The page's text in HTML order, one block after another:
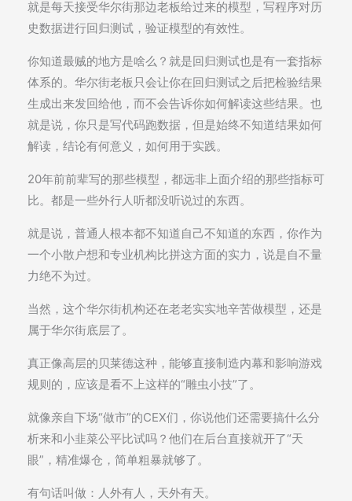
就是每天接受华尔街那边老板给过来的模型，写程序对历
史数据进行回归测试，验证模型的有效性。
你知道最贼的地方是啥么？就是回归测试也是有一套指标
体系的。华尔街老板只会让你在回归测试之后把检验结果
生成出来发回给他，而不会告诉你如何解读这些结果。也
就是说，你只是写代码跑数据，但是始终不知道结果如何
解读，结论有何意义，如何用于实践。
20年前前辈写的那些模型，都远非上面介绍的那些指标可
比。都是一些外行人听都没听说过的东西。
就是说，普通人根本都不知道自己不知道的东西，你作为
一个小散户想和专业机构比拼这方面的实力，说是自不量
力绝不为过。
当然，这个华尔街机构还在老老实实地辛苦做模型，还是
属于华尔街底层了。
真正像高层的贝莱德这种，能够直接制造内幕和影响游戏
规则的，应该是看不上这样的“雕虫小技”了。
就像亲自下场“做市”的CEX们，你说他们还需要搞什么分
析来和小韭菜公平比试吗？他们在后台直接就开了“天
眼”，精准爆仓，简单粗暴就够了。
有句话叫做：人外有人，天外有天。